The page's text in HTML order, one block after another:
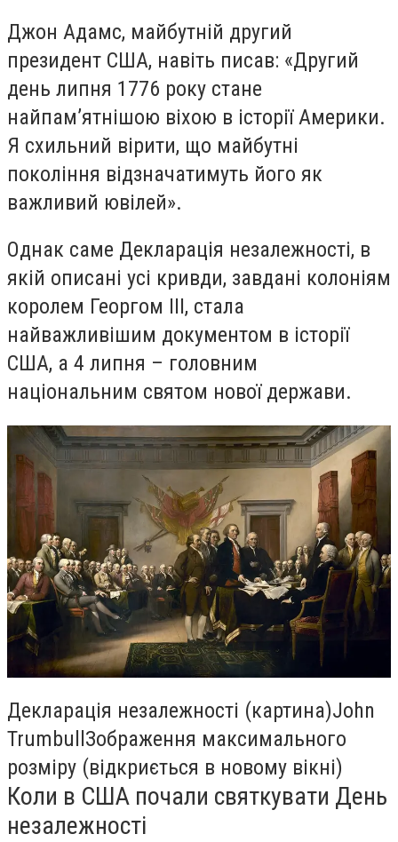
Джон Адамс, майбутній другий
президент США, навіть писав: «Другий
день липня 1776 року стане
найпам’ятнішою віхою в історії Америки.
Я схильний вірити, що майбутні
покоління відзначатимуть його як
важливий ювілей».
Однак саме Декларація незалежності, в
якій описані усі кривди, завдані колоніям
королем Георгом III, стала
найважливішим документом в історії
США, а 4 липня – головним
національним святом нової держави.
Декларація незалежності (картина)John
TrumbullЗображення максимального
розміру (відкриється в новому вікні)
Коли в США почали святкувати День
незалежності